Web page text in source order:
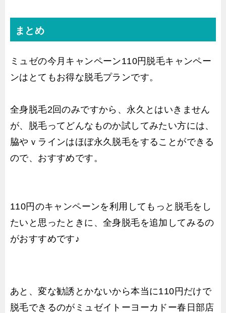
まとめ
ミュゼの今月キャンペーン110円脱毛キャンペー
ンはとてもお得な脱毛プランです。
全身脱毛2回のみですから、永久とはいきません
が、脱毛ってどんなものか試してみたい方には、
脇やｖラインはほぼ永久脱毛をすることができる
ので、おすすめです。
110円のキャンペーンを利用してもっと脱毛をし
たいと思ったときに、全身脱毛を追加してみるの
がおすすめです♪
あと、変な勧誘とかないから本当に110円だけで
脱毛できるのがミュゼイトーヨーカドー春日部店